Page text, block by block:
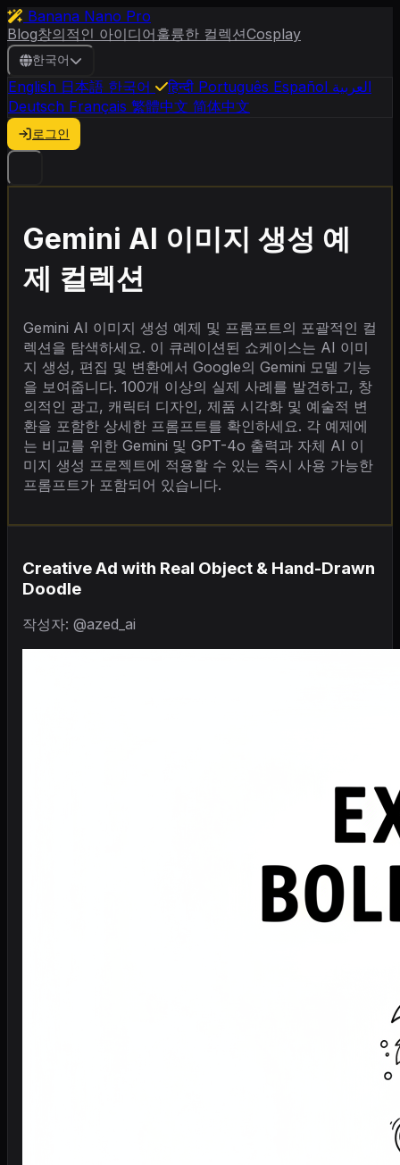
Banana Nano Pro
Blog창의적인 아이디어훌륭한 컬렉션Cosplay
한국어
English 日本語 한국어 हिन्दी Português Español العربية
Deutsch Français 繁體中文 简体中文
로그인
Gemini AI 이미지 생성 예
제 컬렉션
Gemini AI 이미지 생성 예제 및 프롬프트의 포괄적인 컬
렉션을 탐색하세요. 이 큐레이션된 쇼케이스는 AI 이미
지 생성, 편집 및 변환에서 Google의 Gemini 모델 기능
을 보여줍니다. 100개 이상의 실제 사례를 발견하고, 창
의적인 광고, 캐릭터 디자인, 제품 시각화 및 예술적 변
환을 포함한 상세한 프롬프트를 확인하세요. 각 예제에
는 비교를 위한 Gemini 및 GPT-4o 출력과 자체 AI 이
미지 생성 프로젝트에 적용할 수 있는 즉시 사용 가능한
프롬프트가 포함되어 있습니다.
Creative Ad with Real Object & Hand-Drawn
Doodle
작성자: @azed_ai